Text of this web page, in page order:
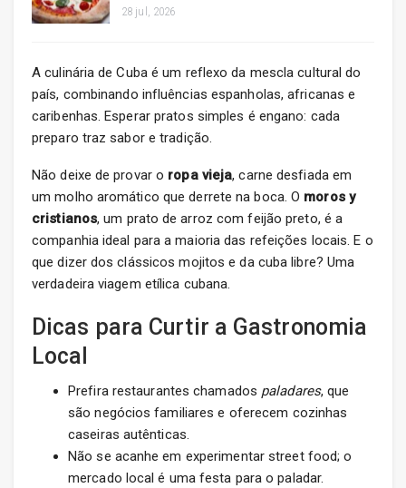
28 jul, 2026
A culinária de Cuba é um reflexo da mescla cultural do
país, combinando influências espanholas, africanas e
caribenhas. Esperar pratos simples é engano: cada
preparo traz sabor e tradição.
Não deixe de provar o ropa vieja, carne desfiada em
um molho aromático que derrete na boca. O moros y
cristianos, um prato de arroz com feijão preto, é a
companhia ideal para a maioria das refeições locais. E o
que dizer dos clássicos mojitos e da cuba libre? Uma
verdadeira viagem etílica cubana.
Dicas para Curtir a Gastronomia
Local
Prefira restaurantes chamados paladares, que
são negócios familiares e oferecem cozinhas
caseiras autênticas.
Não se acanhe em experimentar street food; o
mercado local é uma festa para o paladar.